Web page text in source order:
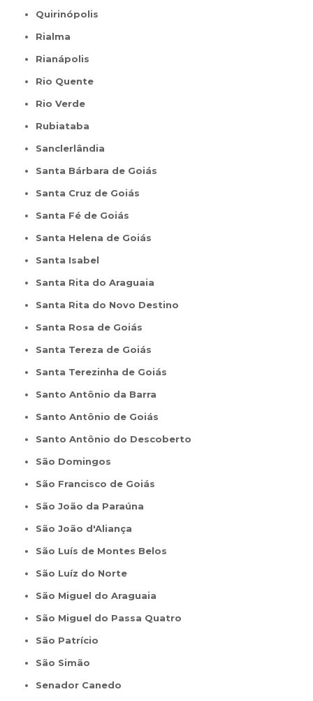
Quirinópolis
Rialma
Rianápolis
Rio Quente
Rio Verde
Rubiataba
Sanclerlândia
Santa Bárbara de Goiás
Santa Cruz de Goiás
Santa Fé de Goiás
Santa Helena de Goiás
Santa Isabel
Santa Rita do Araguaia
Santa Rita do Novo Destino
Santa Rosa de Goiás
Santa Tereza de Goiás
Santa Terezinha de Goiás
Santo Antônio da Barra
Santo Antônio de Goiás
Santo Antônio do Descoberto
São Domingos
São Francisco de Goiás
São João da Paraúna
São João d'Aliança
São Luís de Montes Belos
São Luíz do Norte
São Miguel do Araguaia
São Miguel do Passa Quatro
São Patrício
São Simão
Senador Canedo